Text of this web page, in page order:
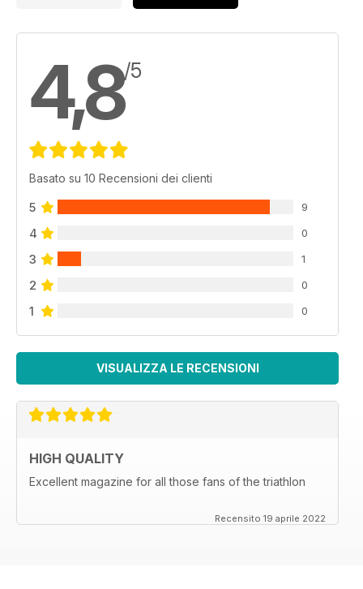
4,8/5
Basato su 10 Recensioni dei clienti
5 9
4 0
3 1
2 0
1 0
VISUALIZZA LE RECENSIONI
HIGH QUALITY
Excellent magazine for all those fans of the triathlon
Recensito 19 aprile 2022